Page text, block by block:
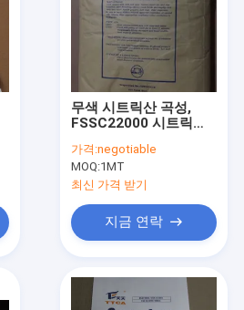
무색 시트릭산 곡성,
FSSC22000 시트릭산
가격:negotiable
MOQ:1MT
최신 가격 받기
지금 연락